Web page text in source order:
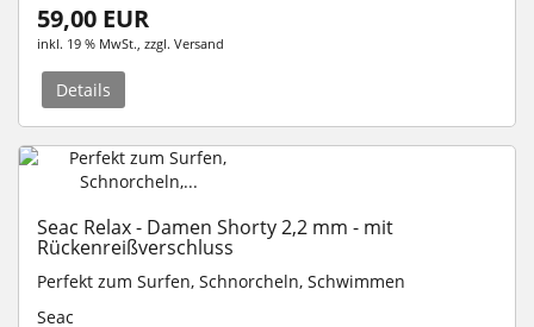
59,00 EUR
inkl. 19 % MwSt. , zzgl. Versand
Details
Seac Relax - Damen Shorty 2,2 mm - mit
Rückenreißverschluss
Perfekt zum Surfen, Schnorcheln, Schwimmen
Seac